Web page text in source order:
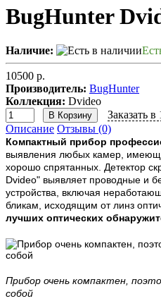
BugHunter
Наличие:
10500 р.
Производитель: BugHunter
Коллекция: Dvideo
В Корзину
Заказать в
Описание Отзывы (0)
Компактный прибор
выявления любых камер,
хорошо спрятанных. Детектор
Dvideo" выявляет проводные и
устройства, включая
бликам, исходящим от линз
лучших оптических
Прибор очень компактен,
собой